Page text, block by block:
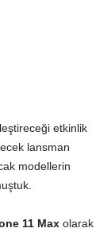
etkinlik
lansman
modellerin
11 Max olarak